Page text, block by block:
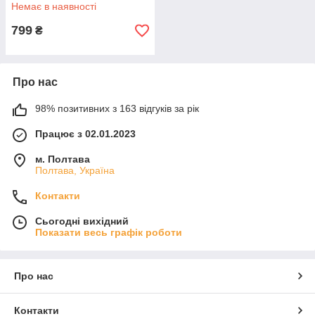
Немає в наявності
799 ₴
Про нас
98% позитивних з 163 відгуків за рік
Працює з 02.01.2023
м. Полтава
Полтава, Україна
Контакти
Сьогодні вихідний
Показати весь графік роботи
Про нас
Контакти